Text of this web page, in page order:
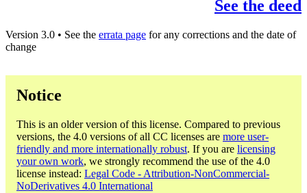
See the deed
Version 3.0 • See the errata page for any corrections and the date of
change
Notice
This is an older version of this license. Compared to previous
versions, the 4.0 versions of all CC licenses are more user-
friendly and more internationally robust. If you are licensing
your own work, we strongly recommend the use of the 4.0
license instead: Legal Code - Attribution-NonCommercial-
NoDerivatives 4.0 International